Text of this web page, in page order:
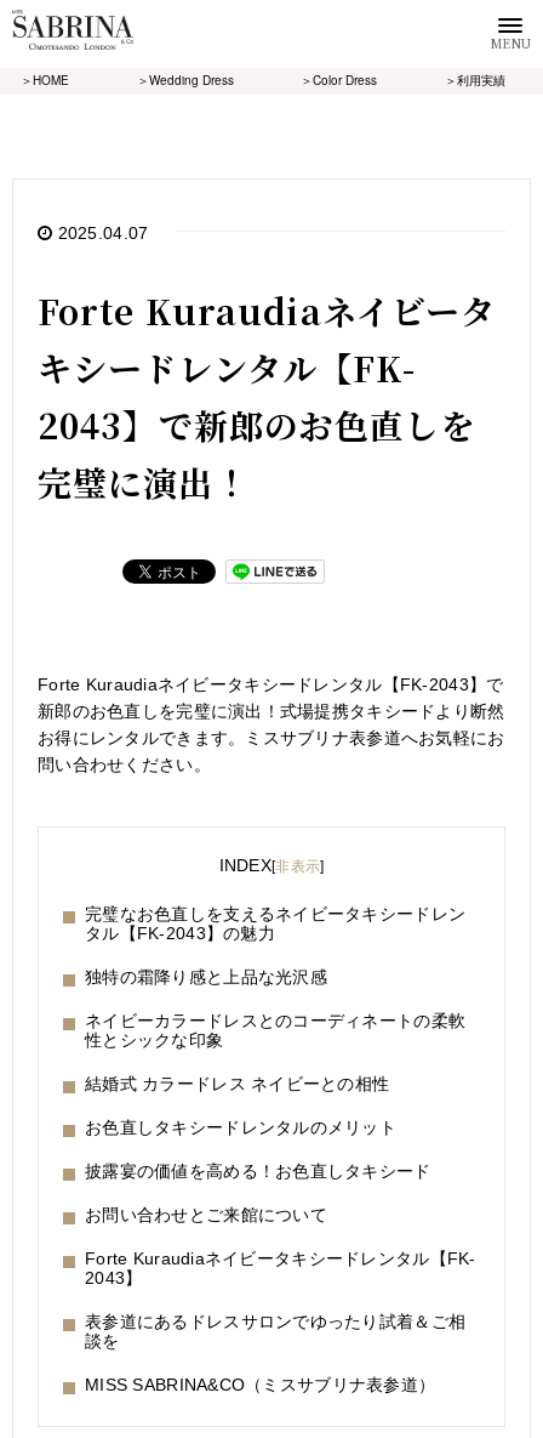
MENU
＞HOME ＞Wedding Dress ＞Color Dress ＞利用実績
2025.04.07
Forte Kuraudiaネイビータ
キシードレンタル【FK-
2043】で新郎のお色直しを
完璧に演出！
Forte Kuraudiaネイビータキシードレンタル【FK-2043】で
新郎のお色直しを完璧に演出！式場提携タキシードより断然
お得にレンタルできます。ミスサブリナ表参道へお気軽にお
問い合わせください。
INDEX[非表示]
完璧なお色直しを支えるネイビータキシードレン
タル【FK-2043】の魅力
独特の霜降り感と上品な光沢感
ネイビーカラードレスとのコーディネートの柔軟
性とシックな印象
結婚式 カラードレス ネイビーとの相性
お色直しタキシードレンタルのメリット
披露宴の価値を高める！お色直しタキシード
お問い合わせとご来館について
Forte Kuraudiaネイビータキシードレンタル【FK-
2043】
表参道にあるドレスサロンでゆったり試着＆ご相
談を
MISS SABRINA&CO（ミスサブリナ表参道）